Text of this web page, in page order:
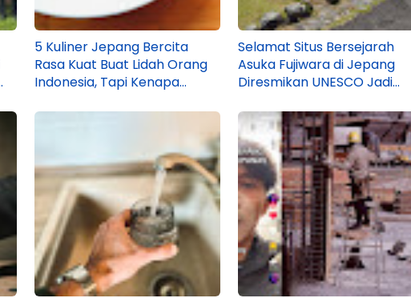
5 Kuliner Jepang Bercita
Rasa Kuat Buat Lidah Orang
Indonesia, Tapi Kenapa
Selamat Situs Bersejarah
Asuka Fujiwara di Jepang
Diresmikan UNESCO Jadi